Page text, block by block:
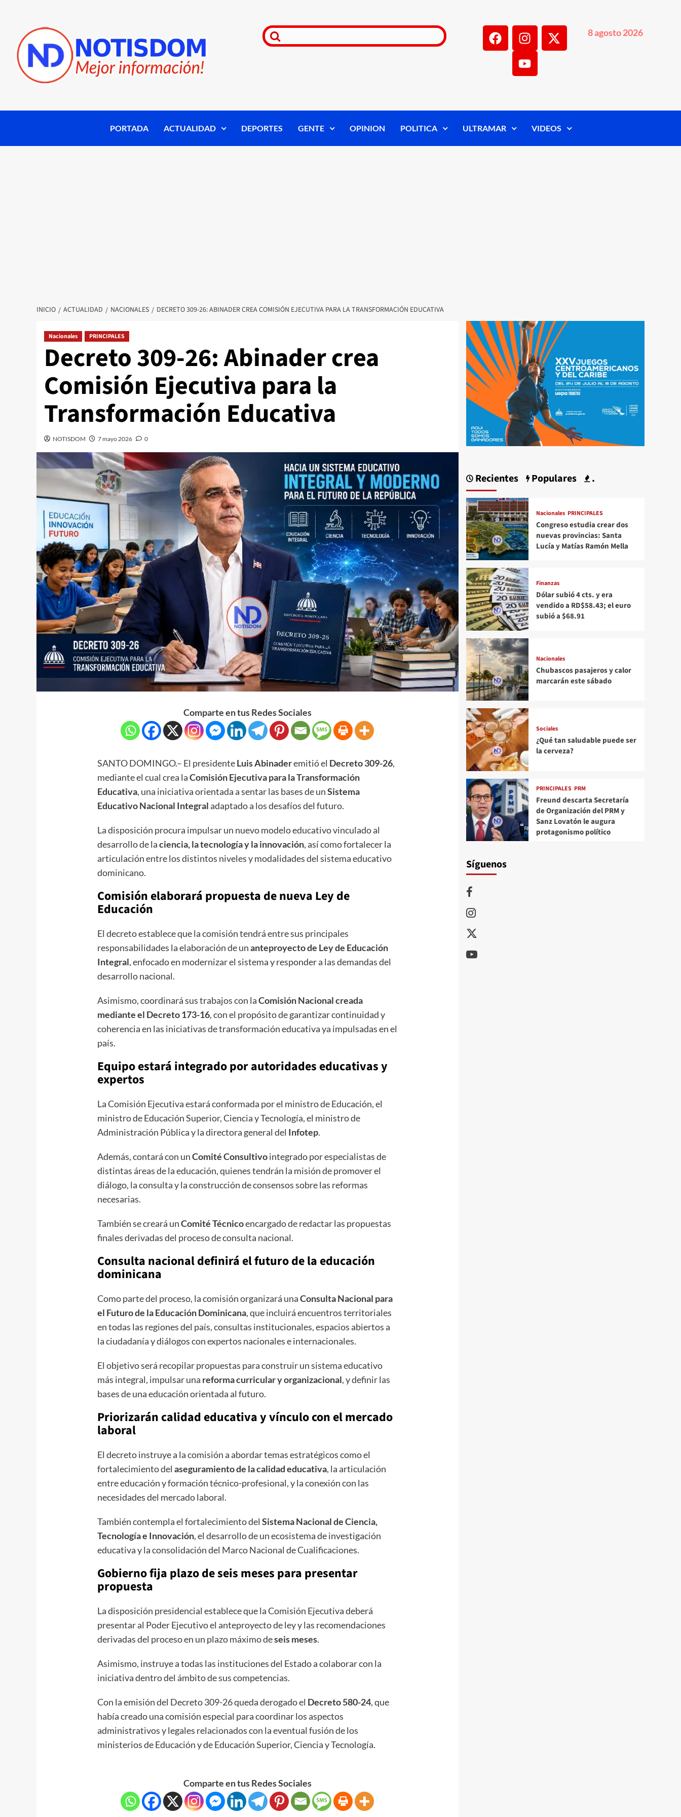
8 agosto 2026
PORTADA ACTUALIDAD DEPORTES GENTE OPINION POLITICA ULTRAMAR VIDEOS
INICIO ACTUALIDAD NACIONALES DECRETO 309-26: ABINADER CREA COMISIÓN EJECUTIVA PARA LA TRANSFORMACIÓN EDUCATIVA
Nacionales PRINCIPALES
Decreto 309-26: Abinader crea
Comisión Ejecutiva para la
Transformación Educativa
NOTISDOM 7 mayo 2026 0
Comparte en tus Redes Sociales
SANTO DOMINGO.– El presidenteLuis Abinaderemitió el Decreto 309-26,
mediante el cual crea laComisión Ejecutiva para la Transformación
Educativa, una iniciativa orientada a sentar las bases de unSistema
Educativo Nacional Integraladaptado a los desafíos del futuro.
La disposición procura impulsar un nuevo modelo educativo vinculado al
desarrollo de laciencia, la tecnología y la innovación, así como fortalecer la
articulación entre los distintos niveles y modalidades del sistema educativo
dominicano.
Comisión elaborará propuesta de nueva Ley de
Educación
El decreto establece que la comisión tendrá entre sus principales
responsabilidades la elaboración de unanteproyecto de Ley de Educación
Integral, enfocado en modernizar el sistema y responder a las demandas del
desarrollo nacional.
Asimismo, coordinará sus trabajos con laComisión Nacional creada
mediante el Decreto 173-16, con el propósito de garantizar continuidad y
coherencia en las iniciativas de transformación educativa ya impulsadas en el
país.
Equipo estará integrado por autoridades educativas y
expertos
La Comisión Ejecutiva estará conformada por el ministro de Educación, el
ministro de Educación Superior, Ciencia y Tecnología, el ministro de
Administración Pública y la directora general del Infotep.
Además, contará con unComité Consultivointegrado por especialistas de
distintas áreas de la educación, quienes tendrán la misión de promover el
diálogo, la consulta y la construcción de consensos sobre las reformas
necesarias.
También se creará unComité Técnicoencargado de redactar las propuestas
finales derivadas del proceso de consulta nacional.
Consulta nacional definirá el futuro de la educación
dominicana
Como parte del proceso, la comisión organizará unaConsulta Nacional para
el Futuro de la Educación Dominicana, que incluirá encuentros territoriales
en todas las regiones del país, consultas institucionales, espacios abiertos a
la ciudadanía y diálogos con expertos nacionales e internacionales.
El objetivo será recopilar propuestas para construir un sistema educativo
más integral, impulsar una reforma curricular y organizacional, y definir las
bases de una educación orientada al futuro.
Priorizarán calidad educativa y vínculo con el mercado
laboral
El decreto instruye a la comisión a abordar temas estratégicos como el
fortalecimiento delaseguramiento de la calidad educativa, la articulación
entre educación y formación técnico-profesional, y la conexión con las
necesidades del mercado laboral.
También contempla el fortalecimiento delSistema Nacional de Ciencia,
Tecnología e Innovación, el desarrollo de un ecosistema de investigación
educativa y la consolidación del Marco Nacional de Cualificaciones.
Gobierno fija plazo de seis meses para presentar
propuesta
La disposición presidencial establece que la Comisión Ejecutiva deberá
presentar al Poder Ejecutivo el anteproyecto de ley y las recomendaciones
derivadas del proceso en un plazo máximo deseis meses.
Asimismo, instruye a todas las instituciones del Estado a colaborar con la
iniciativa dentro del ámbito de sus competencias.
Con la emisión del Decreto 309-26 queda derogado el Decreto 580-24, que
había creado una comisión especial para coordinar los aspectos
administrativos y legales relacionados con la eventual fusión de los
ministerios de Educación y de Educación Superior, Ciencia y Tecnología.
Comparte en tus Redes Sociales
Recientes Populares .
Nacionales PRINCIPALES
Congreso estudia crear dos
nuevas provincias: Santa
Lucía y Matías Ramón Mella
Finanzas
Dólar subió 4 cts. y era
vendido a RD$58.43; el euro
subió a $68.91
Nacionales
Chubascos pasajeros y calor
marcarán este sábado
Sociales
¿Qué tan saludable puede ser
la cerveza?
PRINCIPALES PRM
Freund descarta Secretaría
de Organización del PRM y
Sanz Lovatón le augura
protagonismo político
Síguenos